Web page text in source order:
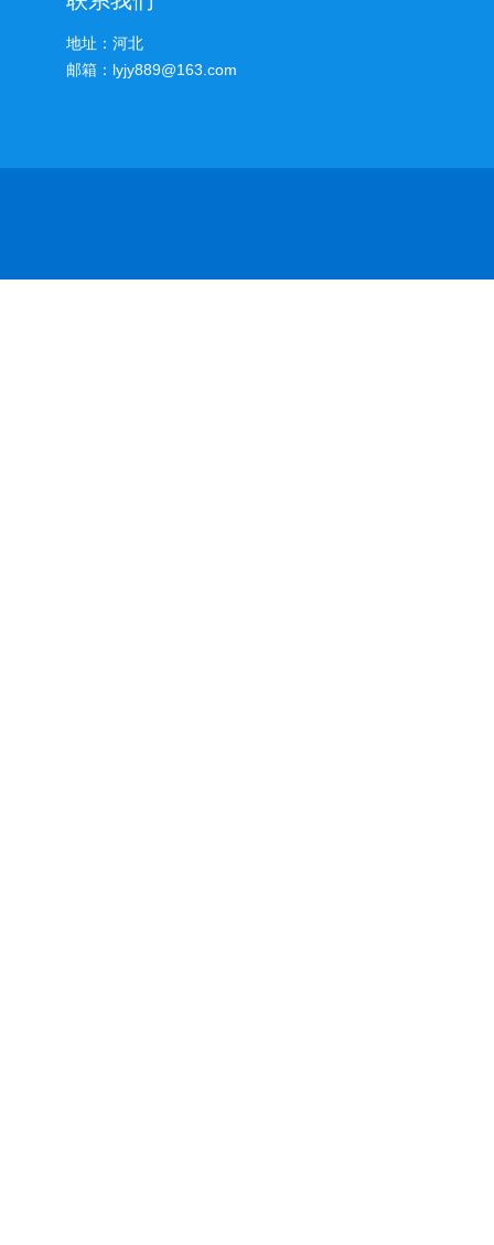
地址：河北
邮箱：lyjy889@163.com